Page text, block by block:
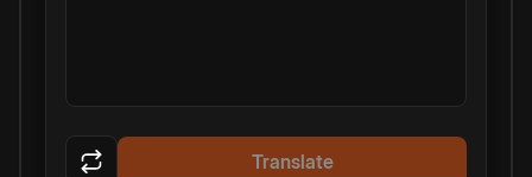
Translate